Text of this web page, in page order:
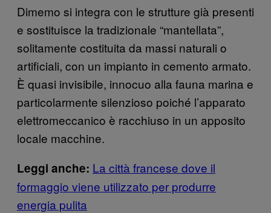
Dimemo si integra con le strutture già presenti
e sostituisce la tradizionale “mantellata”,
solitamente costituita da massi naturali o
artificiali, con un impianto in cemento armato.
È quasi invisibile, innocuo alla fauna marina e
particolarmente silenzioso poiché l’apparato
elettromeccanico è racchiuso in un apposito
locale macchine.
Leggi anche: La città francese dove il
formaggio viene utilizzato per produrre
energia pulita